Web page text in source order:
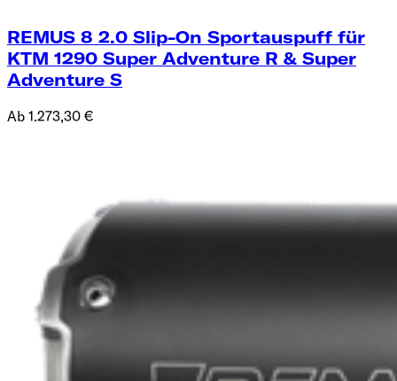
REMUS 8 2.0 Slip-On Sportauspuff für
KTM 1290 Super Adventure R & Super
Adventure S
Ab 1.273,30 €